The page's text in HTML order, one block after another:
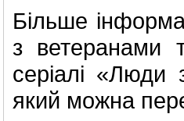
Більше
з ветеранами
серіалі «Люди
який можна